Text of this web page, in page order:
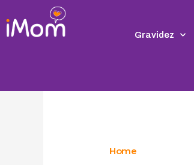
para
Gravidez
Home